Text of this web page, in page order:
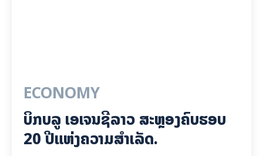
ECONOMY
ບິກບລູ ເອເຈນຊີລາວ ສະຫຼອງຄົບຮອບ
20 ປີແຫ່ງຄວາມສຳເລັດ.